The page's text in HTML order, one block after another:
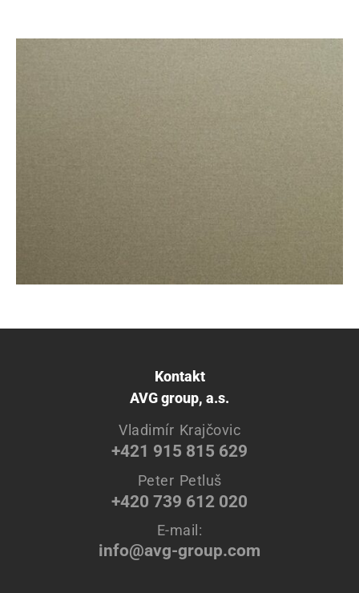
Kontakt
AVG group, a.s.
Vladimír Krajčovic
+421 915 815 629
Peter Petluš
+420 739 612 020
E-mail:
info@avg-group.com